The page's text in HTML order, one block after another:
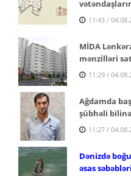
11:43 /
MİDA
mənzilləri
11:29 /
Ağdamda
şübhəli
11:27 /
Dənizdə
əsas səbəbləri